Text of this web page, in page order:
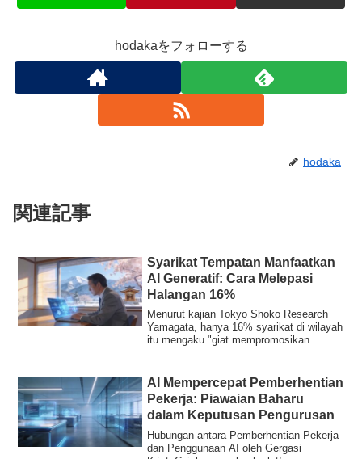
hodakaをフォローする
hodaka
関連記事
Syarikat Tempatan Manfaatkan
AI Generatif: Cara Melepasi
Halangan 16%
Menurut kajian Tokyo Shoko Research
Yamagata, hanya 16% syarikat di wilayah
itu mengaku "giat mempromosikan
AI Mempercepat Pemberhentian
Pekerja: Piawaian Baharu
dalam Keputusan Pengurusan
Hubungan antara Pemberhentian Pekerja
dan Penggunaan AI oleh Gergasi